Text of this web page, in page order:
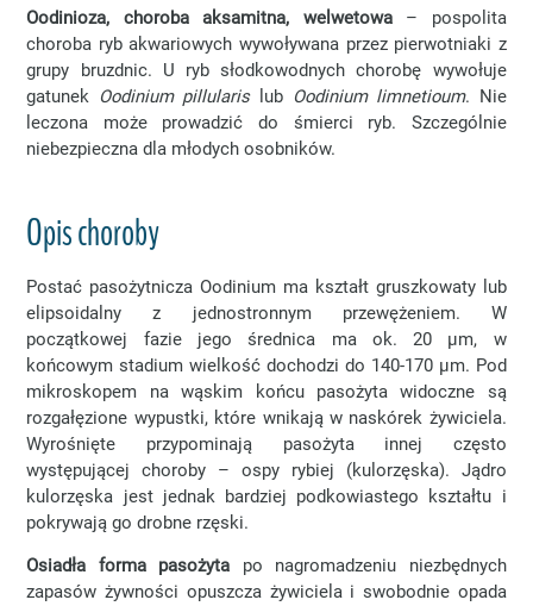
Oodinioza, choroba aksamitna, welwetowa– pospolita
choroba ryb akwariowych wywoływana przez pierwotniaki z
grupy bruzdnic. U ryb słodkowodnych chorobę wywołuje
gatunek Oodinium pillularislub Oodinium limnetioum. Nie
leczona może prowadzić do śmierci ryb. Szczególnie
niebezpieczna dla młodych osobników.
Opis choroby
Postać pasożytnicza Oodinium ma kształt gruszkowaty lub
elipsoidalny z jednostronnym przewężeniem. W
początkowej fazie jego średnica ma ok. 20 µm, w
końcowym stadium wielkość dochodzi do 140-170 µm. Pod
mikroskopem na wąskim końcu pasożyta widoczne są
rozgałęzione wypustki, które wnikają w naskórek żywiciela.
Wyrośnięte przypominają pasożyta innej często
występującej choroby – ospy rybiej (kulorzęska). Jądro
kulorzęska jest jednak bardziej podkowiastego kształtu i
pokrywają go drobne rzęski.
Osiadła forma pasożyta po nagromadzeniu niezbędnych
zapasów żywności opuszcza żywiciela i swobodnie opada